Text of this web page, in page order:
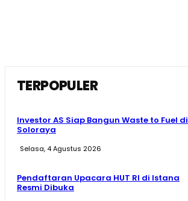
TERPOPULER
Investor AS Siap Bangun Waste to Fuel di
Soloraya
Selasa, 4 Agustus 2026
Pendaftaran Upacara HUT RI di Istana
Resmi Dibuka